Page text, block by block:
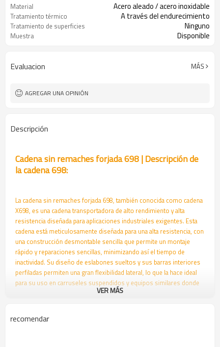
Material Acero aleado / acero inoxidable
Tratamiento térmico A través del endurecimiento
Tratamiento de superficies Ninguno
Muestra Disponible
Evaluacion MÁS
AGREGAR UNA OPINIÓN
Descripción
Cadena sin remaches forjada 698 | Descripción de
la cadena 698:
La cadena sin remaches forjada 698, también conocida como cadena
X698, es una cadena transportadora de alto rendimiento y alta
resistencia diseñada para aplicaciones industriales exigentes. Esta
cadena está meticulosamente diseñada para una alta resistencia, con
una construcción desmontable sencilla que permite un montaje
rápido y reparaciones sencillas, minimizando así el tiempo de
inactividad. Su diseño de eslabones sueltos y sus barras interiores
perfiladas permiten una gran flexibilidad lateral, lo que la hace ideal
para su uso en carruseles suspendidos y equipos similares donde
Una de las características destacadas de la cadena 698 es su diseño
autolimpiante, que mejora su eficiencia y reduce las necesidades de
VER MÁS
recomendar